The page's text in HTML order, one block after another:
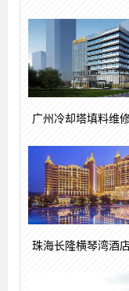
广州冷却塔填料维
珠海长隆横琴湾酒